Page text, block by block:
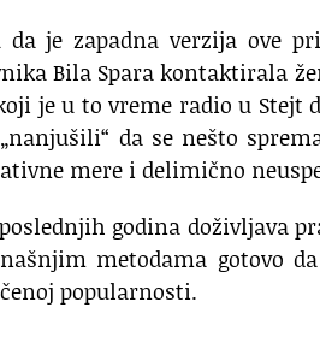
je zapadna verzija ove
Bila Spara kontaktirala
koji je u to vreme radio u
„nanjušili“ da se nešto
mere i delimično
godina doživljava
metodama gotovo
popularnosti.